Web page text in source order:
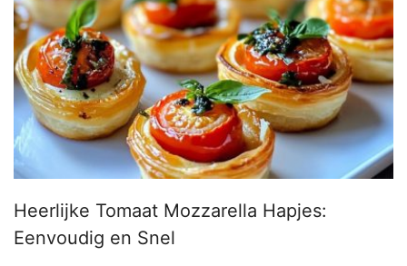
Heerlijke Tomaat Mozzarella Hapjes:
Eenvoudig en Snel